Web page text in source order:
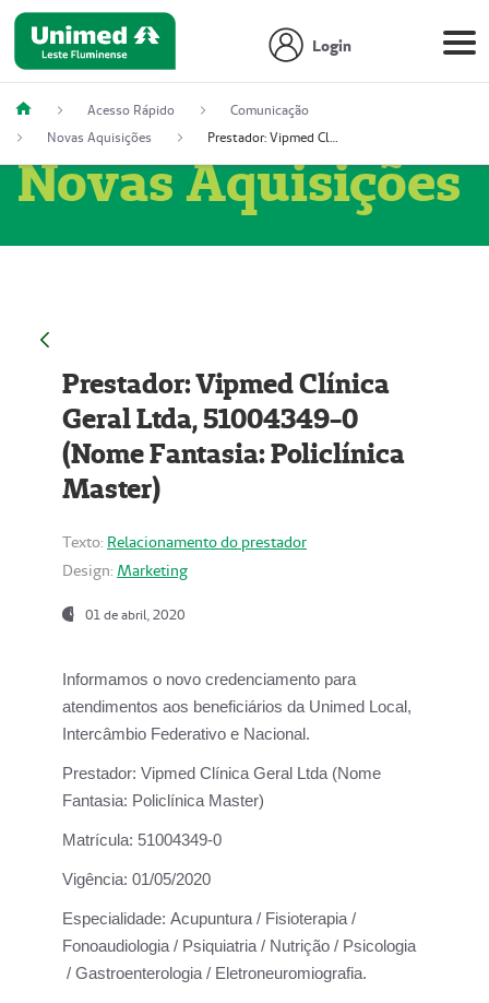
Login
Acesso Rápido
Comunicação
Novas Aquisições
Prestador: Vipmed Clínica Geral Ltda, 51004349-0 (Nome Fantasia: Policlínica Master)
Novas Aquisições
Prestador: Vipmed Clínica
Geral Ltda, 51004349-0
(Nome Fantasia: Policlínica
Master)
Texto: Relacionamento do prestador
Design: Marketing
01 de abril, 2020
Informamos o novo credenciamento para
atendimentos aos beneficiários da Unimed Local,
Intercâmbio Federativo e Nacional.
Prestador: Vipmed Clínica Geral Ltda (Nome
Fantasia: Policlínica Master)
Matrícula: 51004349-0
Vigência: 01/05/2020
Especialidade: Acupuntura / Fisioterapia /
Fonoaudiologia / Psiquiatria / Nutrição / Psicologia
/ Gastroenterologia / Eletroneuromiografia.